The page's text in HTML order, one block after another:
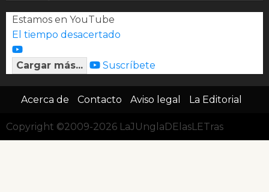
Estamos en YouTube
El tiempo desacertado
Cargar más... Suscríbete
Acerca de Contacto Aviso legal La Editorial
Copyright ©2009-2026 LaJUnglaDElasLETras